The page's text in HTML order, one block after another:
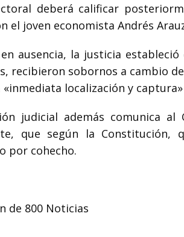
deberá calificar
el joven economista Andrés
en ausencia, la justicia
recibieron sobornos a cambio
«inmediata localización y
judicial además comunica
que según la
por cohecho.
de 800 Noticias